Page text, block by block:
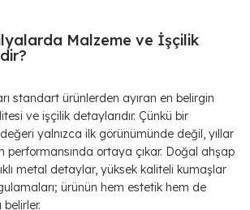
Malzeme ve İşçilik
standart ürünlerden ayıran en belirgin
ve işçilik detaylarıdır. Çünkü bir
yalnızca ilk görünümünde değil, yıllar
performansında ortaya çıkar. Doğal ahşap
metal detaylar, yüksek kaliteli kumaşlar
ürünün hem estetik hem de